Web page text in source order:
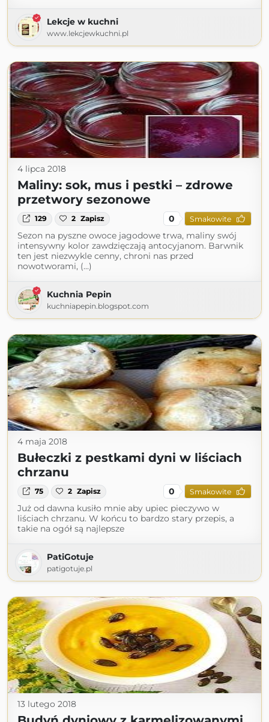
Lekcje w kuchni
www.lekcjewkuchni.pl
4 lipca 2018
Maliny: sok, mus i pestki – zdrowe
przetwory sezonowe
129 2 Zapisz 0 Smakowite
Sezon na pyszne owoce jagodowe trwa, maliny swój
intensywny kolor zawdzięczają antocyjanom. Barwnik
ten jest niezwykle cenny, chroni nas przed
nowotworami, (...)
Kuchnia Pepin
kuchniapepin.blogspot.com
4 maja 2018
Bułeczki z pestkami dyni w liściach
chrzanu
75 2 Zapisz 0 Smakowite
Już od dawna kusiło mnie aby upiec pieczywo w
liściach chrzanu. W końcu to bardzo stary przepis, a
takie na ogół są najlepsze
PatiGotuje
patigotuje.pl
13 lutego 2018